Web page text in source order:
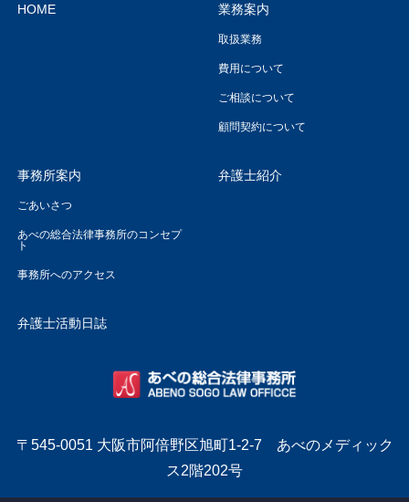
HOME 業務案内
取扱業務
費用について
ご相談について
顧問契約について
事務所案内
ごあいさつ
あべの総合法律事務所のコンセプ
ト
事務所へのアクセス
弁護士紹介
弁護士活動日誌
〒545-0051 大阪市阿倍野区旭町1-2-7 あべのメディック
ス2階202号